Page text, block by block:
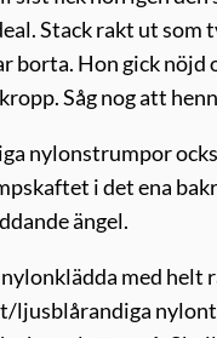
Stack rakt ut som
borta. Hon gick
Såg nog att
nylonstrumpor
i det ena
ängel.
med
ljusblårandiga